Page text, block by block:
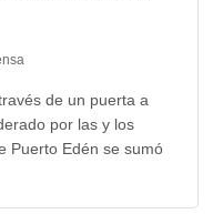
de un puerta a
por las y los
Puerto Edén se sumó